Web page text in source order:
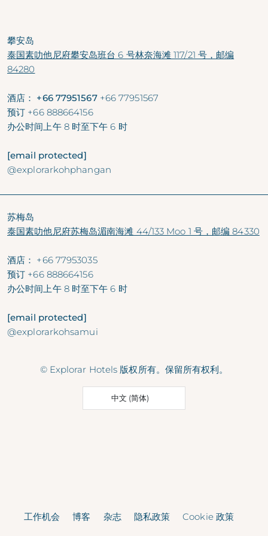
攀安岛
泰国素叻他尼府攀安岛班台 6 号林奈海滩 117/21 号，邮编
84280
酒店： +66 77951567 +66 77951567
预订 +66 888664156
办公时间上午 8 时至下午 6 时
[email protected]
@explorarkohphangan
苏梅岛
泰国素叻他尼府苏梅岛湄南海滩 44/133 Moo 1 号，邮编 84330
酒店： +66 77953035
预订 +66 888664156
办公时间 上午 8 时至下午 6 时
[email protected]
@explorarkohsamui
© Explorar Hotels 版权所有。保留所有权利。
中文 (简体)
工作机会 博客 杂志 隐私政策 Cookie 政策